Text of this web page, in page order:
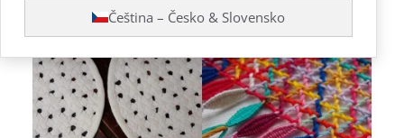
Čeština – Česko & Slovensko